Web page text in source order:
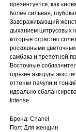
презентуется, как
более сильная,
Завораживающий
дыханием цитрусовых
которые страстно
роскошными
самбака и трепетной
Восточные
горькие аккорды
оттенки пачули и
идеально
Intense.
Бренд: Chanel
Пол: Для женщин